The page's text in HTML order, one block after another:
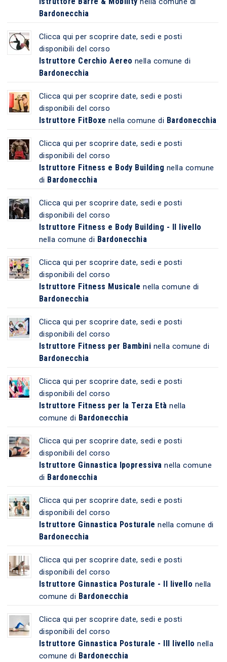
Bardonecchia
Clicca qui per scoprire date, sedi e posti
disponibili del corso
Istruttore Cerchio Aereo nella comune di
Bardonecchia
Clicca qui per scoprire date, sedi e posti
disponibili del corso
Istruttore FitBoxe nella comune di Bardonecchia
Clicca qui per scoprire date, sedi e posti
disponibili del corso
Istruttore Fitness e Body Building nella comune
di Bardonecchia
Clicca qui per scoprire date, sedi e posti
disponibili del corso
Istruttore Fitness e Body Building - II livello
nella comune di Bardonecchia
Clicca qui per scoprire date, sedi e posti
disponibili del corso
Istruttore Fitness Musicale nella comune di
Bardonecchia
Clicca qui per scoprire date, sedi e posti
disponibili del corso
Istruttore Fitness per Bambini nella comune di
Bardonecchia
Clicca qui per scoprire date, sedi e posti
disponibili del corso
Istruttore Fitness per la Terza Età nella
comune di Bardonecchia
Clicca qui per scoprire date, sedi e posti
disponibili del corso
Istruttore Ginnastica Ipopressiva nella comune
di Bardonecchia
Clicca qui per scoprire date, sedi e posti
disponibili del corso
Istruttore Ginnastica Posturale nella comune di
Bardonecchia
Clicca qui per scoprire date, sedi e posti
disponibili del corso
Istruttore Ginnastica Posturale - II livello nella
comune di Bardonecchia
Clicca qui per scoprire date, sedi e posti
disponibili del corso
Istruttore Ginnastica Posturale - III livello nella
comune di Bardonecchia